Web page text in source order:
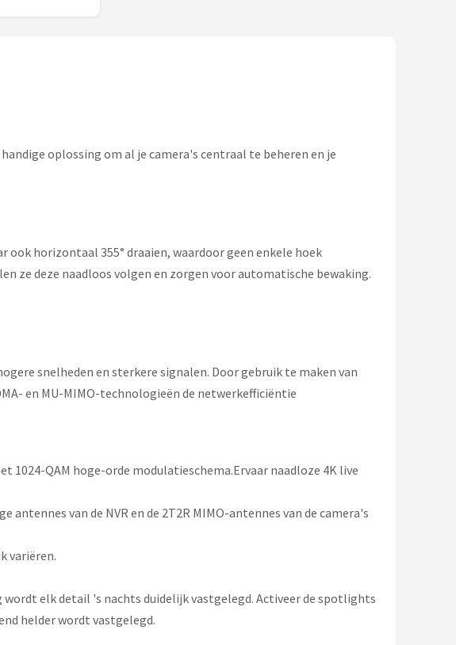
oplossing om al je camera's centraal te beheren en je
horizontaal 355° draaien, waardoor geen enkele hoek
ze deze naadloos volgen en zorgen voor automatische bewaking.
snelheden en sterkere signalen. Door gebruik te maken van
en MU-MIMO-technologieën de netwerkefficiëntie
QAM hoge-orde modulatieschema.Ervaar naadloze 4K live
van de NVR en de 2T2R MIMO-antennes van de camera's
variëren.
elk detail 's nachts duidelijk vastgelegd. Activeer de spotlights
helder wordt vastgelegd.